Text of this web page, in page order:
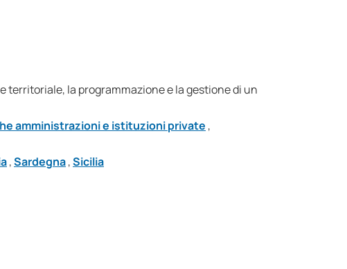
territoriale, la programmazione e la gestione di un
amministrazioni e istituzioni private ,
,Sardegna,Sicilia